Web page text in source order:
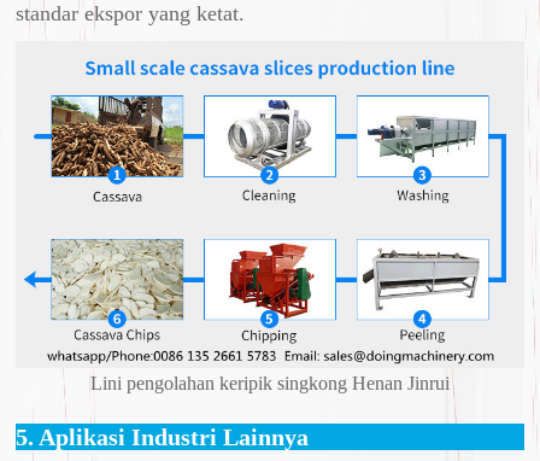
standar ekspor yang ketat.
Lini pengolahan keripik singkong Henan Jinrui
5. Aplikasi Industri Lainnya